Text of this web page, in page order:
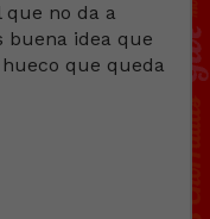
no da a
buena idea que
que queda